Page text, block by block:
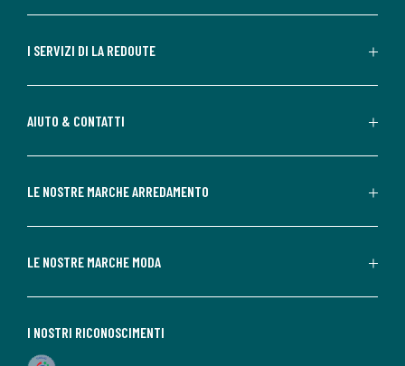
I SERVIZI DI LA REDOUTE
AIUTO & CONTATTI
LE NOSTRE MARCHE ARREDAMENTO
LE NOSTRE MARCHE MODA
I NOSTRI RICONOSCIMENTI